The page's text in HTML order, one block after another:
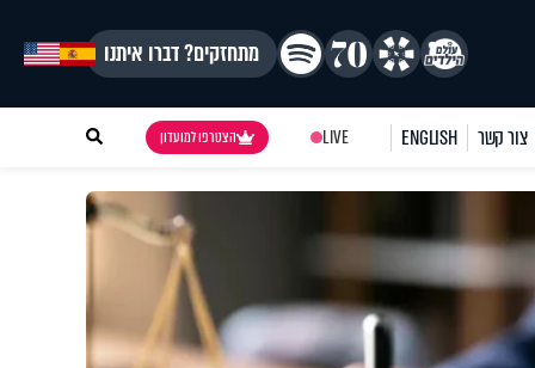
מתחזקים? דברו איתנו
צור קשר ENGLISH
LIVE הצטרפו למועדון